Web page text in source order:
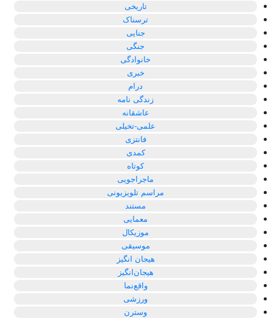
تاریخی
ترسناک
جنایی
جنگی
خانوادگی
خبری
درام
زندگی نامه
عاشقانه
علمی-تخیلی
فانتزی
کمدی
کوتاه
ماجراجویی
مراسم تلویزیونی
مستند
معمایی
موزیکال
موسیقی
هیجان انگیز
هیجان‌انگیز
واقع‌نما
ورزشی
وسترن